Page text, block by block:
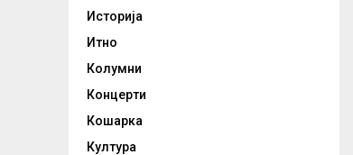
Историја
Итно
Колумни
Концерти
Кошарка
Култура